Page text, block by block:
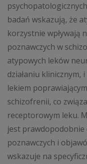
badań wskazują, że
korzystnie wpływają
poznawczych w
atypowych leków
działaniu klinicznym,
lekiem
schizofrenii, co
receptorowym leku.
jest
poznawczych i
wskazuje na